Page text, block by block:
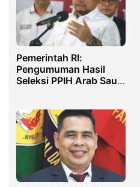
Pemerintah RI:
Pengumuman Hasil
Seleksi PPIH Arab Saudi